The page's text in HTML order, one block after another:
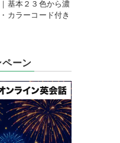
基本２３色から濃
カラーコード付き
ーン